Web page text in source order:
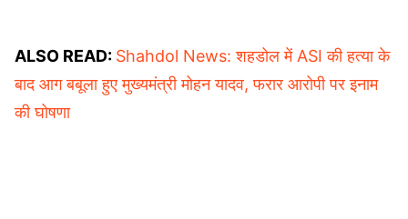
ALSO READ: Shahdol News: शहडोल में ASI की हत्या के
बाद आग बबूला हुए मुख्यमंत्री मोहन यादव, फरार आरोपी पर इनाम
की घोषणा